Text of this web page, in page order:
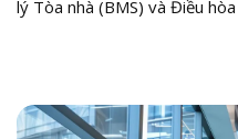
lý Tòa nhà (BMS) và Điều